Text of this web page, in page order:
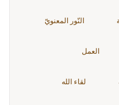
النّور المعنويّ
العمل
لقاء الله